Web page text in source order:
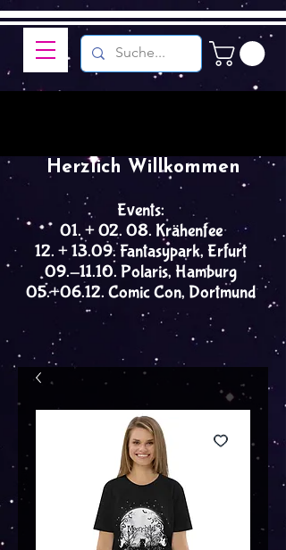
Events:
01. + 02. 08. Krähenfee
12. + 13.09. Fantasypark, Erfurt
09.-11.10. Polaris, Hamburg
05.+06.12. Comic Con, Dortmund
Herzlich Willkommen